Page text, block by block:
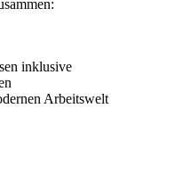
inklusive
Arbeitswelt